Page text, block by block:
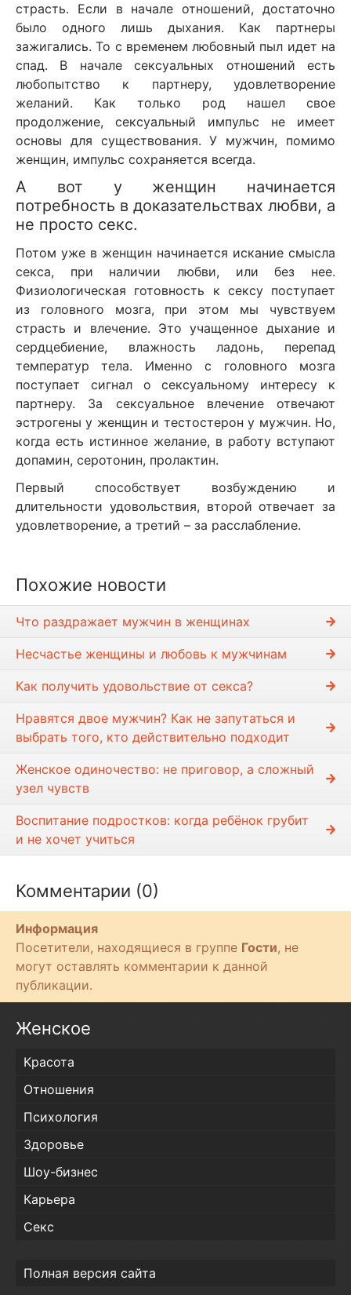
страсть. Если в начале отношений, достаточно
было одного лишь дыхания. Как партнеры
зажигались. То с временем любовный пыл идет на
спад. В начале сексуальных отношений есть
любопытство к партнеру, удовлетворение
желаний. Как только род нашел свое
продолжение, сексуальный импульс не имеет
основы для существования. У мужчин, помимо
женщин, импульс сохраняется всегда.
А вот у женщин начинается
потребность в доказательствах любви, а
не просто секс.
Потом уже в женщин начинается искание смысла
секса, при наличии любви, или без нее.
Физиологическая готовность к сексу поступает
из головного мозга, при этом мы чувствуем
страсть и влечение. Это учащенное дыхание и
сердцебиение, влажность ладонь, перепад
температур тела. Именно с головного мозга
поступает сигнал о сексуальному интересу к
партнеру. За сексуальное влечение отвечают
эстрогены у женщин и тестостерон у мужчин. Но,
когда есть истинное желание, в работу вступают
допамин, серотонин, пролактин.
Первый способствует возбуждению и
длительности удовольствия, второй отвечает за
удовлетворение, а третий – за расслабление.
Похожие новости
Что раздражает мужчин в женщинах
Несчастье женщины и любовь к мужчинам
Как получить удовольствие от секса?
Нравятся двое мужчин? Как не запутаться и
выбрать того, кто действительно подходит
Женское одиночество: не приговор, а сложный
узел чувств
Воспитание подростков: когда ребёнок грубит
и не хочет учиться
Комментарии (0)
Информация
Посетители, находящиеся в группе Гости, не
могут оставлять комментарии к данной
публикации.
Женское
Красота
Отношения
Психология
Здоровье
Шоу-бизнес
Карьера
Секс
Полная версия сайта